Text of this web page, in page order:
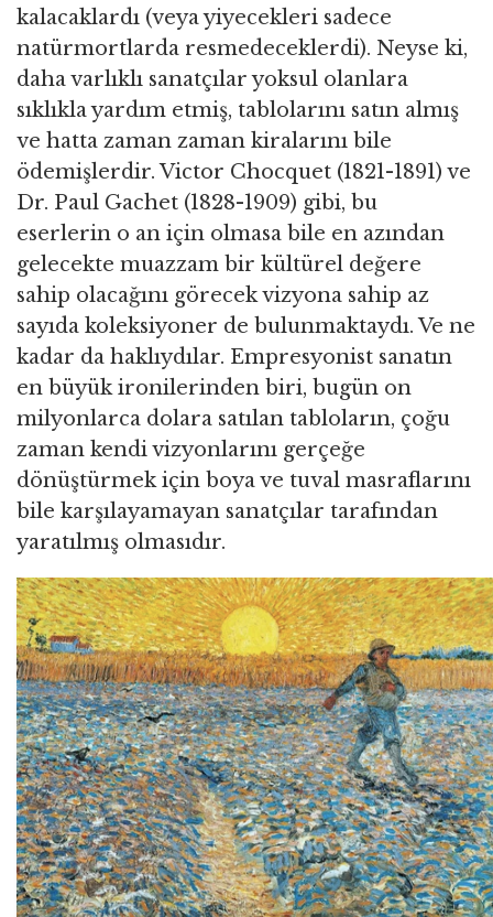
kalacaklardı (veya yiyecekleri sadece
natürmortlarda resmedeceklerdi). Neyse ki,
daha varlıklı sanatçılar yoksul olanlara
sıklıkla yardım etmiş, tablolarını satın almış
ve hatta zaman zaman kiralarını bile
ödemişlerdir. Victor Chocquet (1821-1891) ve
Dr. Paul Gachet (1828-1909) gibi, bu
eserlerin o an için olmasa bile en azından
gelecekte muazzam bir kültürel değere
sahip olacağını görecek vizyona sahip az
sayıda koleksiyoner de bulunmaktaydı. Ve ne
kadar da haklıydılar. Empresyonist sanatın
en büyük ironilerinden biri, bugün on
milyonlarca dolara satılan tabloların, çoğu
zaman kendi vizyonlarını gerçeğe
dönüştürmek için boya ve tuval masraflarını
bile karşılayamayan sanatçılar tarafından
yaratılmış olmasıdır.